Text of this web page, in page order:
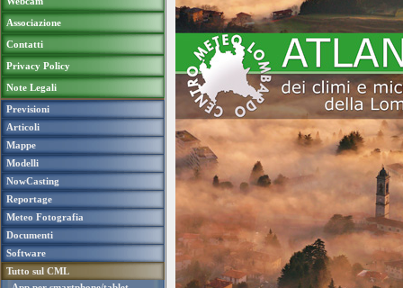
Associazione
Contatti
Privacy Policy
Note Legali
Previsioni
Articoli
Mappe
Modelli
NowCasting
Reportage
Meteo Fotografia
Documenti
Software
Tutto sul CML